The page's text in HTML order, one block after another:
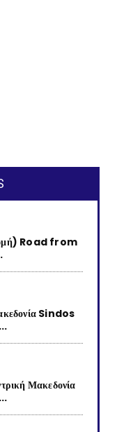
Road from
Sindos
Μακεδονία